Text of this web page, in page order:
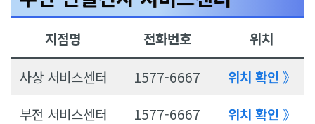
지점명 전화번호 위치
사상 서비스센터 1577-6667 위치 확인 》
부전 서비스센터
1577-6667 위치 확인 》